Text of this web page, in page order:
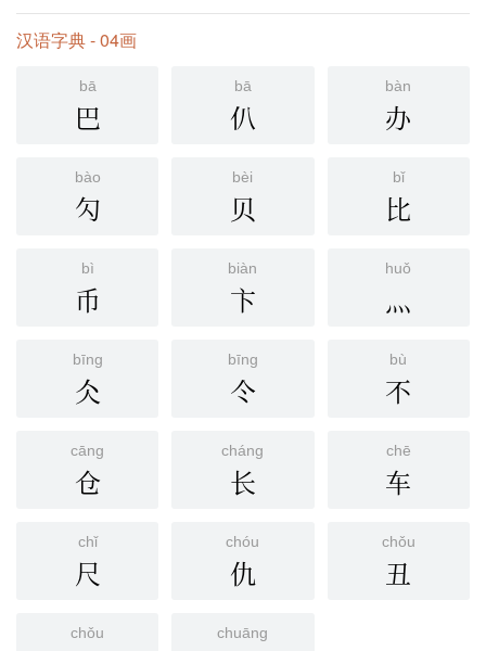
汉语字典 - 04画
bā
巴
bā
仈
bàn
办
bào
勽
bèi
贝
bǐ
比
bì
币
biàn
卞
huǒ
灬
bīng
仌
bīng
仒
bù
不
cāng
仓
cháng
长
chē
车
chǐ
尺
chóu
仇
chǒu
丑
chǒu chuāng